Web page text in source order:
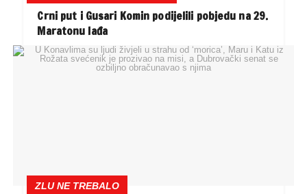
Crni put i Gusari Komin podijelili pobjedu na 29.
Maratonu lađa
ZLU NE TREBALO